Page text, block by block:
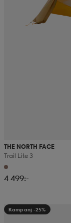
THE NORTH FACE
Trail Lite 3
4 499:-
Kampanj -25%